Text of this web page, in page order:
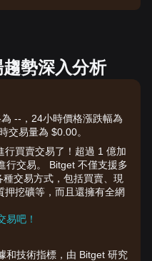
勢深入分析
--，24小時價格漲跌幅為
交易量為 $0.00。
行買賣交易了！超過 1 億加
行交易。 Bitget 不僅支援多
交易方式，包括買賣、現
押挖礦等，而且還擁有全網
易吧！
和技術指標，由 Bitget 研究